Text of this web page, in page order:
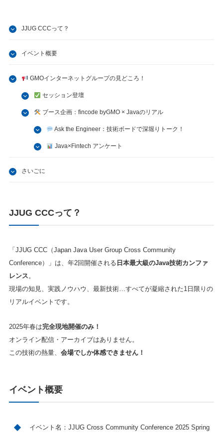
JJUG CCCって？
イベント概要
GMOインターネットグループの見どころ！
セッション登壇
ブース企画：fincode byGMO × Javaのリアル
Ask the Engineer：技術ボードで深堀りトーク！
Java×Fintech アンケート
さいごに
JJUG CCCって？
「JJUG CCC（Japan Java User Group Cross Community
Conference）」は、年2回開催される 日本最大級のJava技術カンファ
レンス 。
現場の知見、実践ノウハウ、最新技術…すべてが凝縮された1日限りの
リアルイベントです。
2025年春は完全現地開催のみ！
オンライン配信・アーカイブはありません。
この技術の熱量、 会場でしか体感できません！
イベント概要
イベント名 ：JJUG Cross Community Conference 2025 Spring